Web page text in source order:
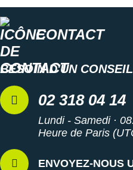
CONTACT
BESOIN D'UN
02 318 04 14
Lundi - Samedi ·
Heure de Paris
ENVOYEZ-NOUS